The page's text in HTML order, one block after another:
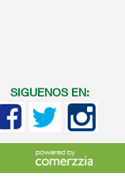
SIGUENOS EN: